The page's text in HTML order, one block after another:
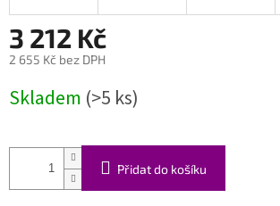
3 212 Kč
2 655 Kč bez DPH
cena:
Skladem (>5 ks)
Přidat do košíku